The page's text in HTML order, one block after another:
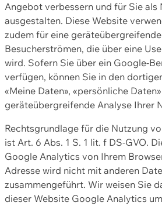
Angebot verbessern und für Sie als
ausgestalten. Diese Website
zudem für eine
Besucherströmen, die über eine
wird. Sofern Sie über ein Google-
verfügen, können Sie in den
«Meine Daten», «persönliche
geräteübergreifende Analyse Ihrer
Rechtsgrundlage für die Nutzung
ist Art. 6 Abs. 1 S. 1 lit. f DS-GVO.
Google Analytics von Ihrem
Adresse wird nicht mit anderen
zusammengeführt. Wir weisen Sie
dieser Website Google Analytics